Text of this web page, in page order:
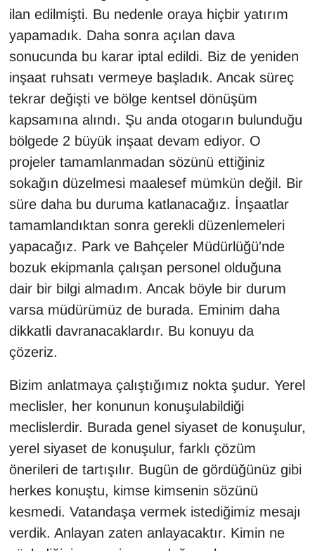
ilan edilmişti. Bu nedenle oraya hiçbir yatırım
yapamadık. Daha sonra açılan dava
sonucunda bu karar iptal edildi. Biz de yeniden
inşaat ruhsatı vermeye başladık. Ancak süreç
tekrar değişti ve bölge kentsel dönüşüm
kapsamına alındı. Şu anda otogarın bulunduğu
bölgede 2 büyük inşaat devam ediyor. O
projeler tamamlanmadan sözünü ettiğiniz
sokağın düzelmesi maalesef mümkün değil. Bir
süre daha bu duruma katlanacağız. İnşaatlar
tamamlandıktan sonra gerekli düzenlemeleri
yapacağız. Park ve Bahçeler Müdürlüğü'nde
bozuk ekipmanla çalışan personel olduğuna
dair bir bilgi almadım. Ancak böyle bir durum
varsa müdürümüz de burada. Eminim daha
dikkatli davranacaklardır. Bu konuyu da
çözeriz.
Bizim anlatmaya çalıştığımız nokta şudur. Yerel
meclisler, her konunun konuşulabildiği
meclislerdir. Burada genel siyaset de konuşulur,
yerel siyaset de konuşulur, farklı çözüm
önerileri de tartışılır. Bugün de gördüğünüz gibi
herkes konuştu, kimse kimsenin sözünü
kesmedi. Vatandaşa vermek istediğimiz mesajı
verdik. Anlayan zaten anlayacaktır. Kimin ne